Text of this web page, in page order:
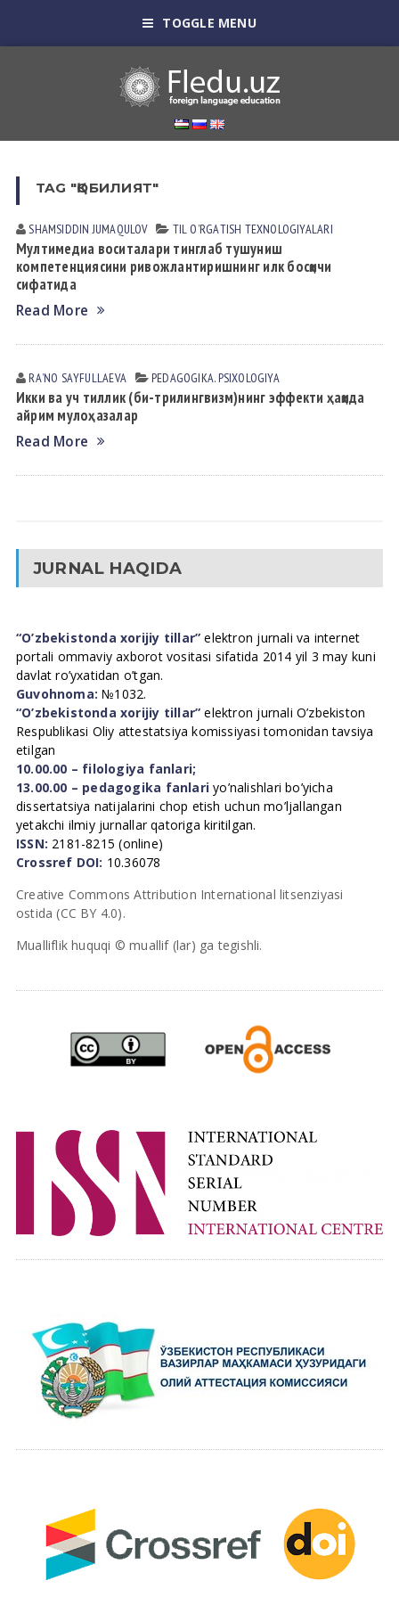
TOGGLE MENU
TAG "ҚОБИЛИЯТ"
SHAMSIDDIN JUMАQULOV TIL OʼRGАTISH TEXNOLOGIYALАRI
Мултимедиа воситалари тинглаб тушуниш
компетенциясини ривожлантиришнинг илк босқичи
сифатида
Read More
RAʼNO SАYFULLАEVА PEDАGOGIKА. PSIXOLOGIYA
Икки ва уч тиллик (би-трилингвизм)нинг эффекти ҳақида
айрим мулоҳазалар
Read More
JURNAL HAQIDA
“O’zbekistonda xorijiy tillar” elektron jurnali va internet
portali ommaviy axborot vositasi sifatida 2014 yil 3 may kuni
davlat ro’yxatidan o’tgan.
Guvohnoma: №1032.
“O’zbekistonda xorijiy tillar” elektron jurnali O’zbekiston
Respublikasi Oliy attestatsiya komissiyasi tomonidan tavsiya
etilgan
10.00.00 – filologiya fanlari;
13.00.00 – pedagogika fanlari yo’nalishlari bo’yicha
dissertatsiya natijalarini chop etish uchun mo’ljallangan
yetakchi ilmiy jurnallar qatoriga kiritilgan.
ISSN: 2181-8215 (online)
Crossref DOI: 10.36078
Creative Commons Attribution International litsenziyasi
ostida (CC BY 4.0).
Mualliflik huquqi © muallif (lar) ga tegishli.